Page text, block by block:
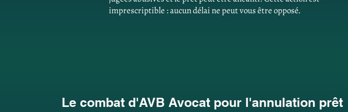
imprescriptible : aucun délai ne peut vous être opposé.
Le combat d'AVB Avocat pour l'annulation prêt